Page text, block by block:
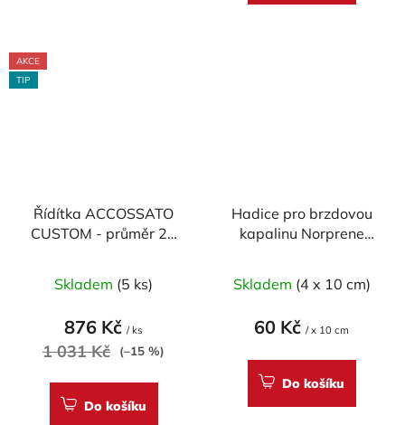
AKCE
TIP
Řídítka ACCOSSATO
CUSTOM - průměr 22
hodnocení
produktu
je
5
Skladem (5 ks)
876 Kč / ks
1 031 Kč (–15 %)
Do košíku
Hadice pro brzdovou
kapalinu Norprene
Skladem (4 x 10 cm)
60 Kč / x 10 cm
Do košíku